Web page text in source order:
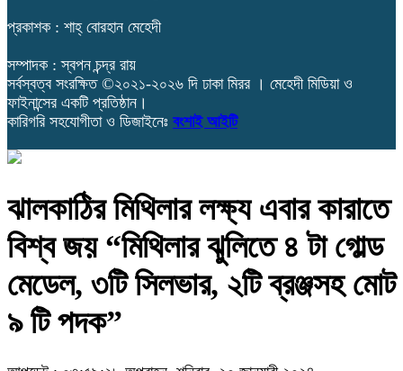
প্রকাশক : শাহ্ বোরহান মেহেদী
সম্পাদক : স্বপন চন্দ্র রায়
সর্বস্বত্ব সংরক্ষিত ©২০২১-২০২৬ দি ঢাকা মিরর । মেহেদী মিডিয়া ও
ফাইনান্সের একটি প্রতিষ্ঠান।
কারিগরি সহযোগীতা ও ডিজাইনেঃ বংশাই আইটি
ঝালকাঠির মিথিলার লক্ষ্য এবার কারাতে
বিশ্ব জয় “মিথিলার ঝুলিতে ৪ টা গোল্ড
মেডেল, ৩টি সিলভার, ২টি ব্রঞ্জসহ মোট
৯ টি পদক”